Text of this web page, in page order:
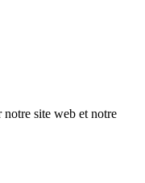
notre site web et notre